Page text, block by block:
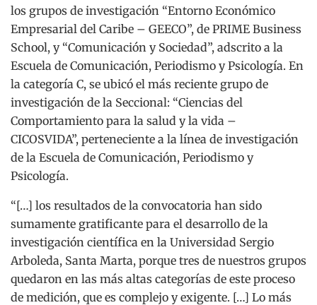
los grupos de investigación “Entorno Económico
Empresarial del Caribe – GEECO”, de PRIME Business
School, y “Comunicación y Sociedad”, adscrito a la
Escuela de Comunicación, Periodismo y Psicología. En
la categoría C, se ubicó el más reciente grupo de
investigación de la Seccional: “Ciencias del
Comportamiento para la salud y la vida –
CICOSVIDA”, perteneciente a la línea de investigación
de la Escuela de Comunicación, Periodismo y
Psicología.
“[…] los resultados de la convocatoria han sido
sumamente gratificante para el desarrollo de la
investigación científica en la Universidad Sergio
Arboleda, Santa Marta, porque tres de nuestros grupos
quedaron en las más altas categorías de este proceso
de medición, que es complejo y exigente. […] Lo más